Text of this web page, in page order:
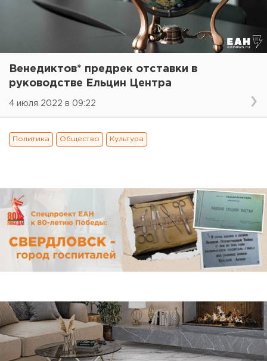
Венедиктов* предрек отставки в
руководстве Ельцин Центра
4 июля 2022 в 09:22
Политика Общество Культура